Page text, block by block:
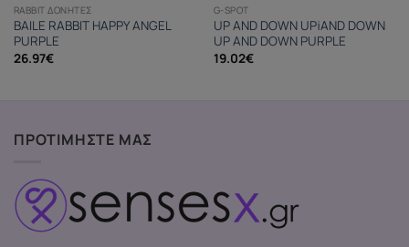
RABBIT ΔΟΝΗΤΈΣ
BAILE RABBIT HAPPY ANGEL
PURPLE
26.97€
G-SPOT
UP AND DOWN UP¡AND DOWN
UP AND DOWN PURPLE
19.02€
ΠΡΟΤΙΜΗΣΤΕ ΜΑΣ